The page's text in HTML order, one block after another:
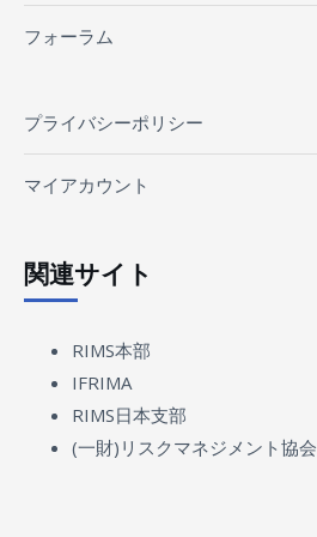
フォーラム
プライバシーポリシー
マイアカウント
関連サイト
RIMS本部
IFRIMA
RIMS日本支部
(一財)リスクマネジメント協会